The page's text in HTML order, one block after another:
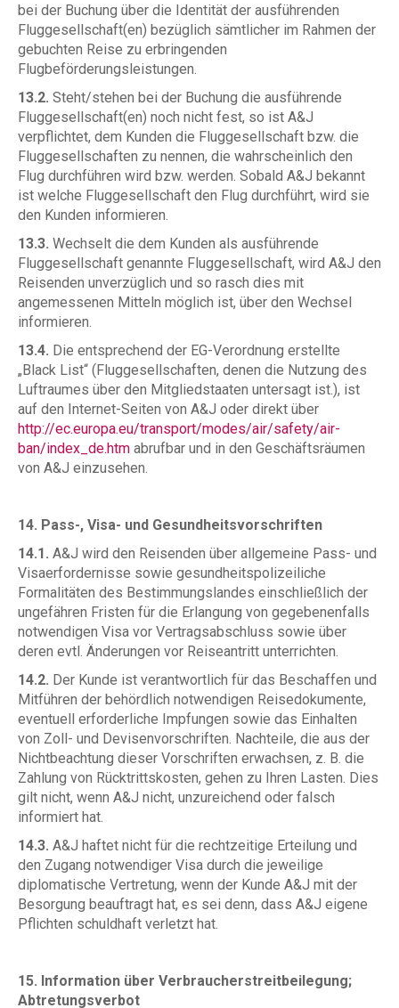
bei der Buchung über die Identität der ausführenden
Fluggesellschaft(en) bezüglich sämtlicher im Rahmen der
gebuchten Reise zu erbringenden
Flugbeförderungsleistungen.
13.2. Steht/stehen bei der Buchung die ausführende
Fluggesellschaft(en) noch nicht fest, so ist A&J
verpflichtet, dem Kunden die Fluggesellschaft bzw. die
Fluggesellschaften zu nennen, die wahrscheinlich den
Flug durchführen wird bzw. werden. Sobald A&J bekannt
ist welche Fluggesellschaft den Flug durchführt, wird sie
den Kunden informieren.
13.3. Wechselt die dem Kunden als ausführende
Fluggesellschaft genannte Fluggesellschaft, wird A&J den
Reisenden unverzüglich und so rasch dies mit
angemessenen Mitteln möglich ist, über den Wechsel
informieren.
13.4. Die entsprechend der EG-Verordnung erstellte
„Black List“ (Fluggesellschaften, denen die Nutzung des
Luftraumes über den Mitgliedstaaten untersagt ist.), ist
auf den Internet-Seiten von A&J oder direkt über
http://ec.europa.eu/transport/modes/air/safety/air-
ban/index_de.htm abrufbar und in den Geschäftsräumen
von A&J einzusehen.
14. Pass-, Visa- und Gesundheitsvorschriften
14.1. A&J wird den Reisenden über allgemeine Pass- und
Visaerfordernisse sowie gesundheitspolizeiliche
Formalitäten des Bestimmungslandes einschließlich der
ungefähren Fristen für die Erlangung von gegebenenfalls
notwendigen Visa vor Vertragsabschluss sowie über
deren evtl. Änderungen vor Reiseantritt unterrichten.
14.2. Der Kunde ist verantwortlich für das Beschaffen und
Mitführen der behördlich notwendigen Reisedokumente,
eventuell erforderliche Impfungen sowie das Einhalten
von Zoll- und Devisenvorschriften. Nachteile, die aus der
Nichtbeachtung dieser Vorschriften erwachsen, z. B. die
Zahlung von Rücktrittskosten, gehen zu Ihren Lasten. Dies
gilt nicht, wenn A&J nicht, unzureichend oder falsch
informiert hat.
14.3. A&J haftet nicht für die rechtzeitige Erteilung und
den Zugang notwendiger Visa durch die jeweilige
diplomatische Vertretung, wenn der Kunde A&J mit der
Besorgung beauftragt hat, es sei denn, dass A&J eigene
Pflichten schuldhaft verletzt hat.
15. Information über Verbraucherstreitbeilegung;
Abtretungsverbot